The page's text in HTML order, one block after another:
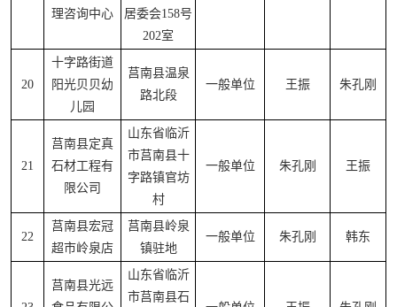
理咨询中心
居委会158号
202室
20
十字路街道
阳光贝贝幼
儿园
莒南县温泉
路北段
一般单位 王振 朱孔刚
21
莒南县定真
石材工程有
限公司
山东省临沂
市莒南县十
字路镇官坊
村
一般单位 朱孔刚 王振
22
莒南县宏冠
超市岭泉店
莒南县岭泉
镇驻地
一般单位 朱孔刚 韩东
莒南县光远
山东省临沂
市莒南县石